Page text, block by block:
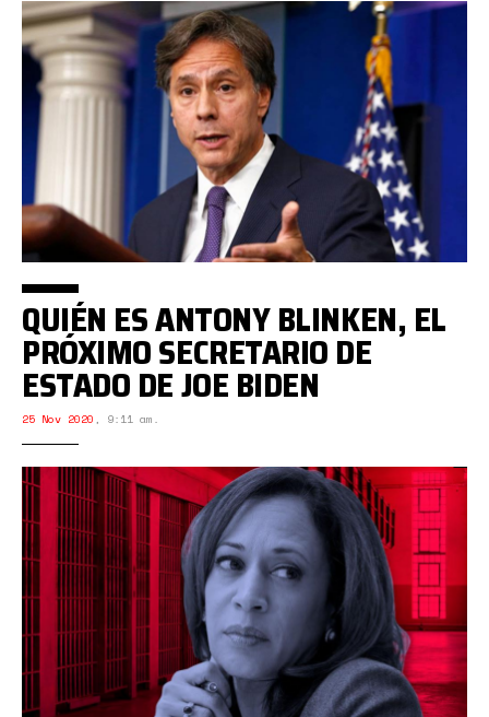
QUIÉN ES ANTONY BLINKEN, EL
PRÓXIMO SECRETARIO DE
ESTADO DE JOE BIDEN
25 Nov 2020 , 9:11 am.